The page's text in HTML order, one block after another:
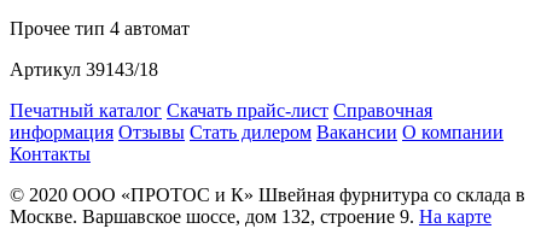
Прочее тип 4 автомат
Артикул 39143/18
Печатный каталог Скачать прайс-лист Справочная
информация Отзывы Стать дилером Вакансии О компании
Контакты
© 2020 ООО «ПРОТОС и К» Швейная фурнитура со склада в
Москве. Варшавское шоссе, дом 132, строение 9. На карте